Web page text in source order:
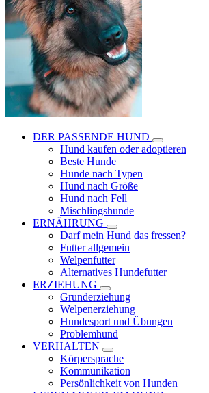
DER PASSENDE HUND
Hund kaufen oder adoptieren
Beste Hunde
Hunde nach Typen
Hund nach Größe
Hund nach Fell
Mischlingshunde
ERNÄHRUNG
Darf mein Hund das fressen?
Futter allgemein
Welpenfutter
Alternatives Hundefutter
ERZIEHUNG
Grunderziehung
Welpenerziehung
Hundesport und Übungen
Problemhund
VERHALTEN
Körpersprache
Kommunikation
Persönlichkeit von Hunden